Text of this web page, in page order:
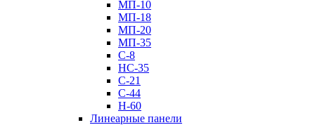
МП-10
МП-18
МП-20
МП-35
С-8
НС-35
С-21
С-44
Н-60
Линеарные панели